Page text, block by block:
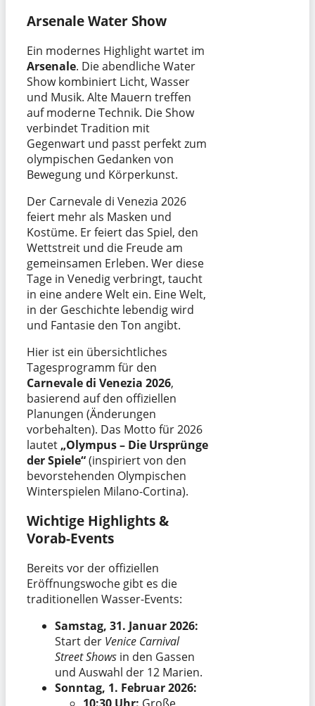
Arsenale Water Show
Ein modernes Highlight wartet im
Arsenale. Die abendliche Water
Show kombiniert Licht, Wasser
und Musik. Alte Mauern treffen
auf moderne Technik. Die Show
verbindet Tradition mit
Gegenwart und passt perfekt zum
olympischen Gedanken von
Bewegung und Körperkunst.
Der Carnevale di Venezia 2026
feiert mehr als Masken und
Kostüme. Er feiert das Spiel, den
Wettstreit und die Freude am
gemeinsamen Erleben. Wer diese
Tage in Venedig verbringt, taucht
in eine andere Welt ein. Eine Welt,
in der Geschichte lebendig wird
und Fantasie den Ton angibt.
Hier ist ein übersichtliches
Tagesprogramm für den
Carnevale di Venezia 2026,
basierend auf den offiziellen
Planungen (Änderungen
vorbehalten). Das Motto für 2026
lautet „Olympus – Die Ursprünge
der Spiele“(inspiriert von den
bevorstehenden Olympischen
Winterspielen Milano-Cortina).
Wichtige Highlights &
Vorab-Events
Bereits vor der offiziellen
Eröffnungswoche gibt es die
traditionellen Wasser-Events:
Samstag, 31. Januar 2026:
Start der Venice Carnival
Street Shows in den Gassen
und Auswahl der 12 Marien.
Sonntag, 1. Februar 2026: